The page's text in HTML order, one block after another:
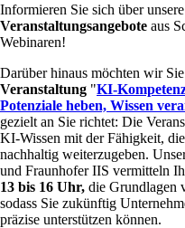
Informieren Sie sich über unsere
Veranstaltungsangebote aus
Webinaren!
Darüber hinaus möchten wir
Veranstaltung "KI-
Potenziale heben, Wissen
gezielt an Sie richtet: Die
KI-Wissen mit der Fähigkeit,
nachhaltig weiterzugeben.
und Fraunhofer IIS vermitteln
13 bis 16 Uhr, die Grundlagen
sodass Sie zukünftig
präzise unterstützen können.